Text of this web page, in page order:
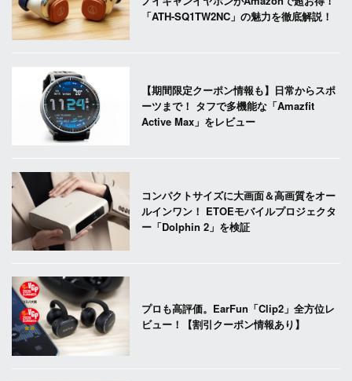
「ATH-SQ1TW2NC」の魅力を徹底解説！
【期間限定クーポン情報も】日常からスポ
ーツまで！ タフで多機能な「Amazfit
Active Max」をレビュー
コンパクトサイズに大画面＆高画質をオー
ルインワン！ ETOEモバイルプロジェクタ
ー「Dolphin 2」を検証
プロも高評価。EarFun「Clip2」全方位レ
ビュー！【割引クーポン情報あり】